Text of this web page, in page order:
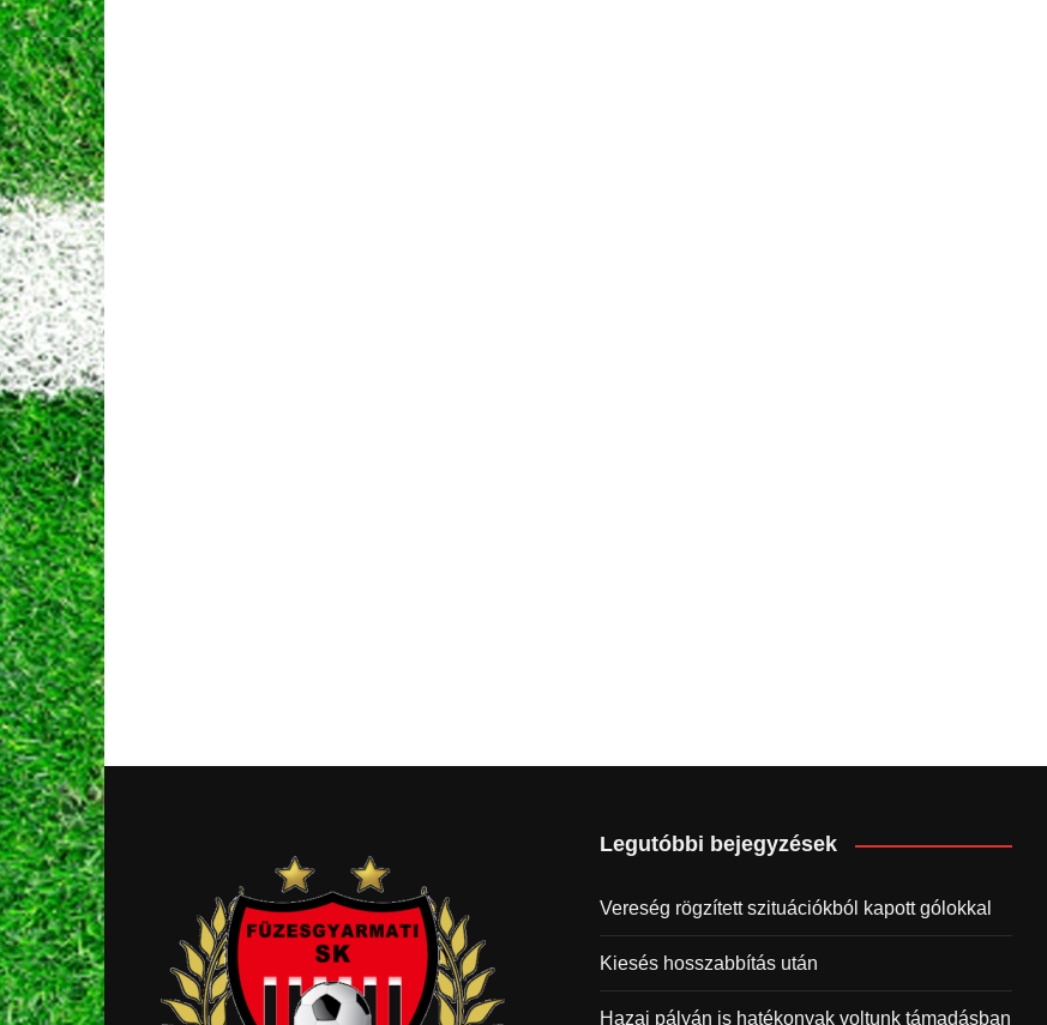
Legutóbbi bejegyzések
Vereség rögzített szituációkból kapott gólokkal
Kiesés hosszabbítás után
Hazai pályán is hatékonyak voltunk támadásban